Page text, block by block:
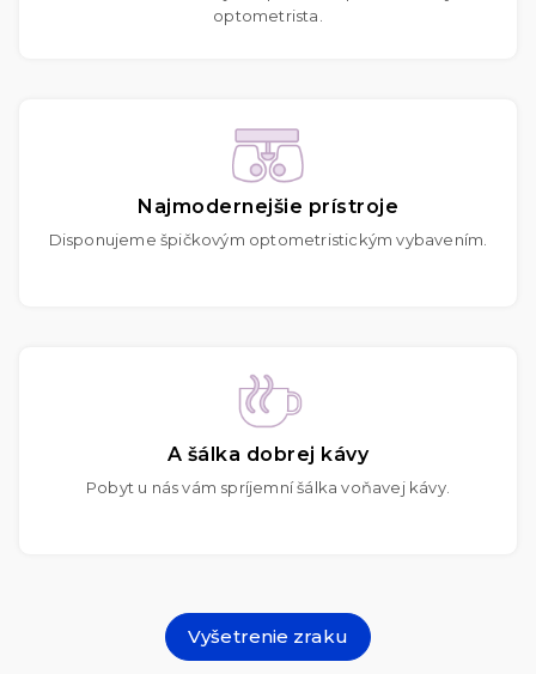
optometrista.
Najmodernejšie prístroje
Disponujeme špičkovým optometristickým vybavením.
A šálka dobrej kávy
Pobyt u nás vám spríjemní šálka voňavej kávy.
Vyšetrenie zraku